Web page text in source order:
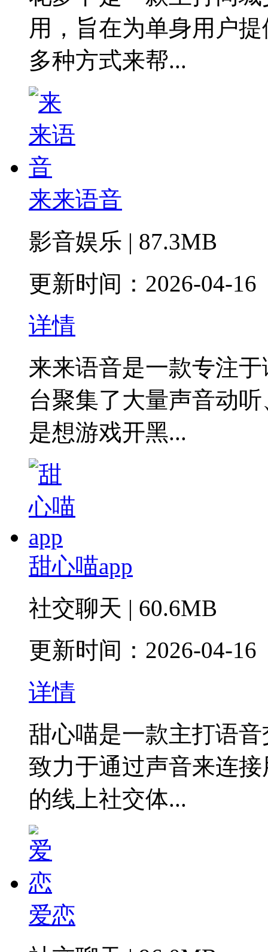
用，旨在为单身用户
多种方式来帮...
来来语音
影音娱乐 | 87.3MB
更新时间：2026-04-16
详情
来来语音是一款专注
台聚集了大量声音动
是想游戏开黑...
甜心喵app
社交聊天 | 60.6MB
更新时间：2026-04-16
详情
甜心喵是一款主打语
致力于通过声音来连
的线上社交体...
爱恋